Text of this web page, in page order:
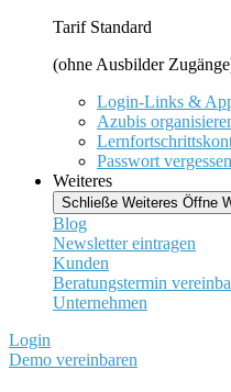
Tarif Standard
(ohne Ausbilder
Login-Links &
Azubis
Passwort
Weiteres
Schließe Weiteres Öffne
Blog
Newsletter eintragen
Kunden
Beratungstermin
Unternehmen
Login
Demo vereinbaren